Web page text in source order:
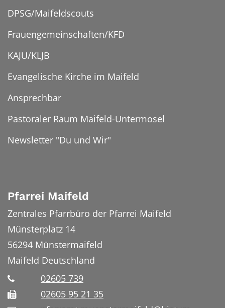
DPSG/Maifeldscouts
Frauengemeinschaften/KFD
KAJU/KLJB
Evangelische Kirche im Maifeld
Ansprechbar
Pastoraler Raum Maifeld-Untermosel
Newsletter "Du und Wir"
Pfarrei Maifeld
Zentrales Pfarrbüro der Pfarrei Maifeld
Münsterplatz 14
56294 Münstermaifeld
Maifeld Deutschland
02605 739
02605 95 21 35